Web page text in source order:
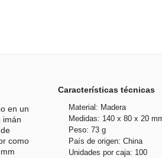
en un
imán
como
Características técnicas
Material: Madera
Medidas: 140 x 80 x 20
Peso: 73 g
País de origen: China
Unidades por caja: 100